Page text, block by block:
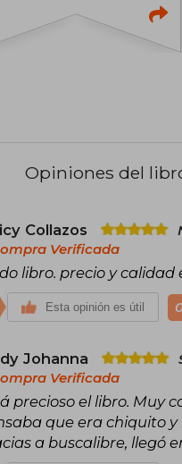
Opiniones del
Collazos
Verificada
libro. precio y
Esta opinión es útil
Johanna
Verificada
precioso el libro. Muy
que era chiquito y
a buscalibre, llegó